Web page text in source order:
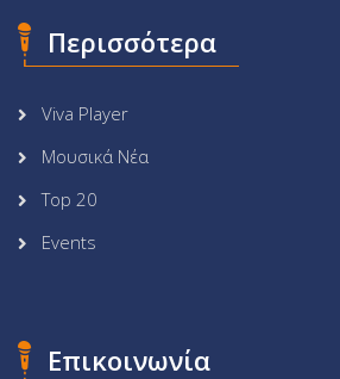
Περισσότερα
Viva Player
Μουσικά Νέα
Top 20
Events
Επικοινωνία